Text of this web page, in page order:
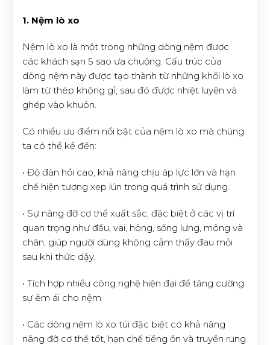
1. Nệm lò xo
Nệm lò xo là một trong những dòng nệm được
các khách sạn 5 sao ưa chuộng. Cấu trúc của
dòng nệm này được tạo thành từ những khối lò xo
làm từ thép không gỉ, sau đó được nhiệt luyện và
ghép vào khuôn.
Có nhiều ưu điểm nổi bật của nệm lò xo mà chúng
ta có thể kể đến:
• Độ đàn hồi cao, khả năng chịu áp lực lớn và hạn
chế hiện tượng xẹp lún trong quá trình sử dụng.
• Sự nâng đỡ cơ thể xuất sắc, đặc biệt ở các vị trí
quan trọng như đầu, vai, hông, sống lưng, mông và
chân, giúp người dùng không cảm thấy đau mỏi
sau khi thức dậy.
• Tích hợp nhiều công nghệ hiện đại để tăng cường
sự êm ái cho nệm.
• Các dòng nệm lò xo túi đặc biệt có khả năng
nâng đỡ cơ thể tốt, hạn chế tiếng ồn và truyền rung